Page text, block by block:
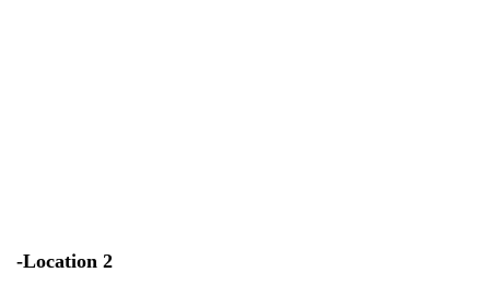
-Location 2